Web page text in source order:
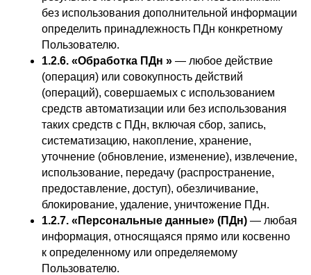
без использования дополнительной информации
определить принадлежность ПДн конкретному
Пользователю.
1.2.6. «Обработка ПДн » — любое действие
(операция) или совокупность действий
(операций), совершаемых с использованием
средств автоматизации или без использования
таких средств с ПДн, включая сбор, запись,
систематизацию, накопление, хранение,
уточнение (обновление, изменение), извлечение,
использование, передачу (распространение,
предоставление, доступ), обезличивание,
блокирование, удаление, уничтожение ПДн.
1.2.7. «Персональные данные» (ПДн) — любая
информация, относящаяся прямо или косвенно
к определенному или определяемому
Пользователю.